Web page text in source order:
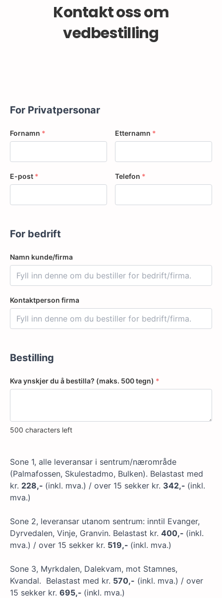
Kontakt oss om
vedbestilling
For Privatpersonar
Fornamn * Etternamn *
E-post * Telefon *
For bedrift
Namn kunde/firma
Kontaktperson firma
Bestilling
Kva ynskjer du å bestilla? (maks. 500 tegn) *
500 characters left
Sone 1, alle leveransar i sentrum/nærområde
(Palmafossen, Skulestadmo, Bulken). Belastast med
kr. 228,- (inkl. mva.) / over 15 sekker kr. 342,- (inkl.
mva.)
Sone 2, leveransar utanom sentrum: inntil Evanger,
Dyrvedalen, Vinje, Granvin. Belastast kr. 400,- (inkl.
mva.) / over 15 sekker kr. 519,- (inkl. mva.)
Sone 3, Myrkdalen, Dalekvam, mot Stamnes,
Kvandal. Belastast med kr. 570,- (inkl. mva.) / over
15 sekker kr. 695,- (inkl. mva.)